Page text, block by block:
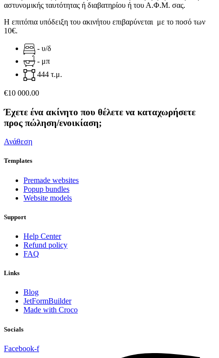
αστυνομικής ταυτότητας ή διαβατηρίου ή του Α.Φ.Μ. σας.
Η επιτόπια υπόδειξη του ακινήτου επιβαρύνεται με το ποσό των
10€.
- υ/δ
- μπ
444 τ.μ.
€10 000.00
Έχετε ένα ακίνητο που θέλετε να καταχωρήσετε
προς πώληση/ενοικίαση;
Ανάθεση
Templates
Premade websites
Popup bundles
Website models
Support
Help Center
Refund policy
FAQ
Links
Blog
JetFormBuilder
Made with Croco
Socials
Facebook-f